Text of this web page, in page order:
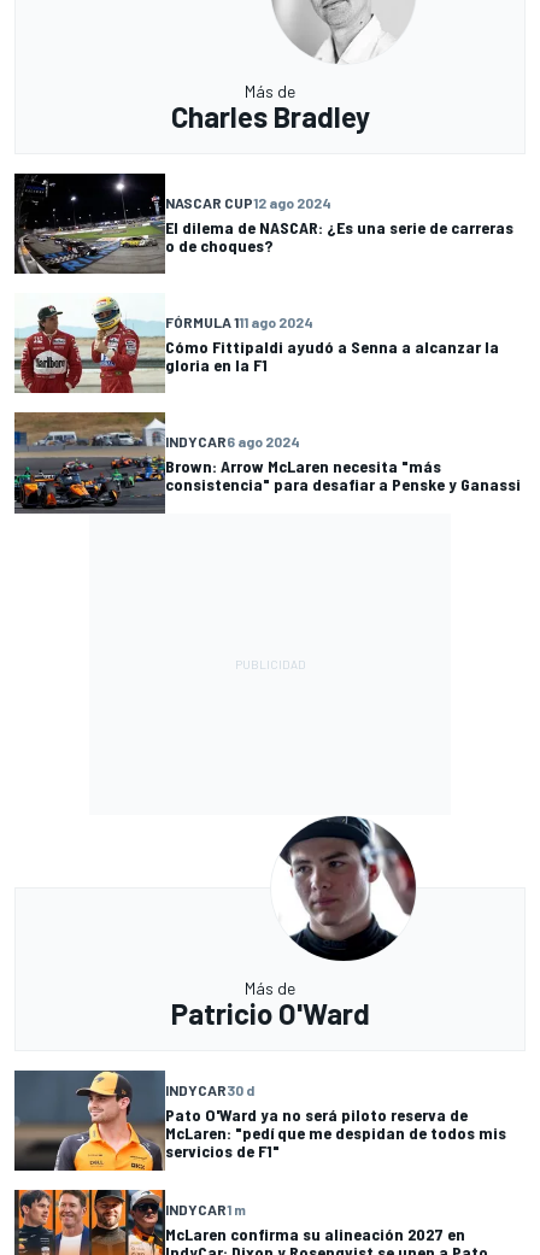
Más de
Charles Bradley
NASCAR CUP12 ago 2024
El dilema de NASCAR: ¿Es una serie de carreras
o de choques?
FÓRMULA 111 ago 2024
Cómo Fittipaldi ayudó a Senna a alcanzar la
gloria en la F1
INDYCAR6 ago 2024
Brown: Arrow McLaren necesita "más
consistencia" para desafiar a Penske y Ganassi
Más de
Patricio O'Ward
INDYCAR30 d
Pato O'Ward ya no será piloto reserva de
McLaren: "pedí que me despidan de todos mis
servicios de F1"
INDYCAR1 m
McLaren confirma su alineación 2027 en